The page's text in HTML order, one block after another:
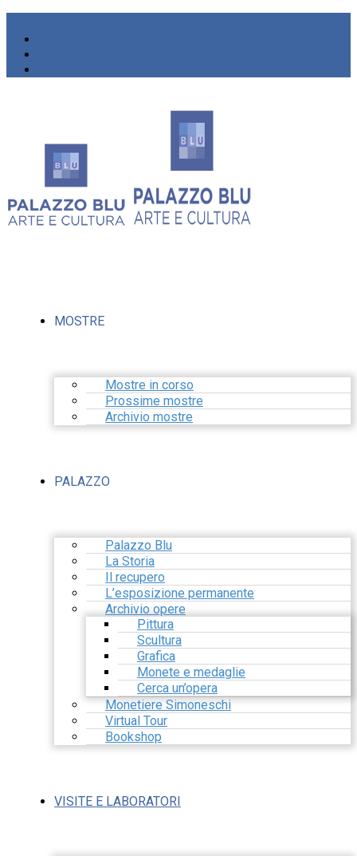
MOSTRE
Mostre in corso
Prossime mostre
Archivio mostre
PALAZZO
Palazzo Blu
La Storia
Il recupero
L’esposizione permanente
Archivio opere
Pittura
Scultura
Grafica
Monete e medaglie
Cerca un’opera
Monetiere Simoneschi
Virtual Tour
Bookshop
VISITE E LABORATORI